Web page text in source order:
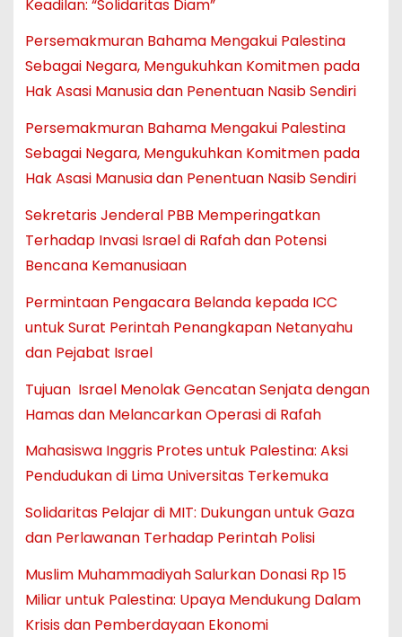
Keadilan: “Solidaritas Diam”
Persemakmuran Bahama Mengakui Palestina
Sebagai Negara, Mengukuhkan Komitmen pada
Hak Asasi Manusia dan Penentuan Nasib Sendiri
Persemakmuran Bahama Mengakui Palestina
Sebagai Negara, Mengukuhkan Komitmen pada
Hak Asasi Manusia dan Penentuan Nasib Sendiri
Sekretaris Jenderal PBB Memperingatkan
Terhadap Invasi Israel di Rafah dan Potensi
Bencana Kemanusiaan
Permintaan Pengacara Belanda kepada ICC
untuk Surat Perintah Penangkapan Netanyahu
dan Pejabat Israel
Tujuan Israel Menolak Gencatan Senjata dengan
Hamas dan Melancarkan Operasi di Rafah
Mahasiswa Inggris Protes untuk Palestina: Aksi
Pendudukan di Lima Universitas Terkemuka
Solidaritas Pelajar di MIT: Dukungan untuk Gaza
dan Perlawanan Terhadap Perintah Polisi
Muslim Muhammadiyah Salurkan Donasi Rp 15
Miliar untuk Palestina: Upaya Mendukung Dalam
Krisis dan Pemberdayaan Ekonomi